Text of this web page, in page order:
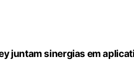
juntam sinergias em